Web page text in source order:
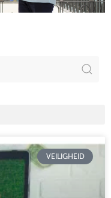
VEILIGHEID